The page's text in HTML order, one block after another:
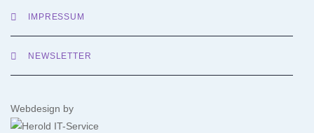
IMPRESSUM
NEWSLETTER
Webdesign by